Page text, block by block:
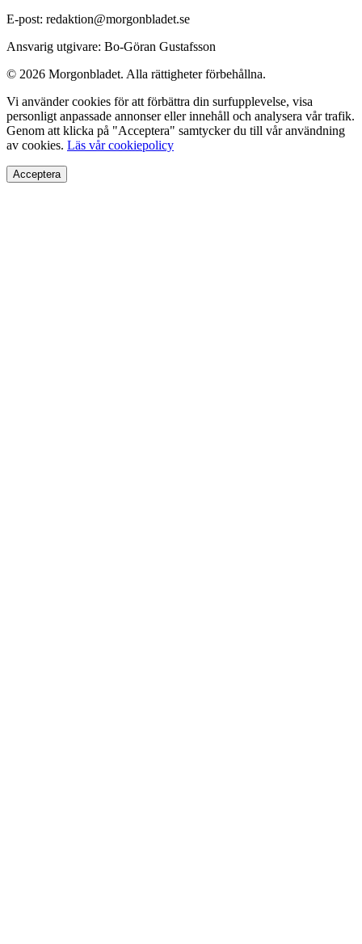
E-post: redaktion@morgonbladet.se
Ansvarig utgivare: Bo-Göran Gustafsson
© 2026 Morgonbladet. Alla rättigheter förbehållna.
Vi använder cookies för att förbättra din surfupplevelse, visa
personligt anpassade annonser eller innehåll och analysera vår trafik.
Genom att klicka på "Acceptera" samtycker du till vår användning
av cookies. Läs vår cookiepolicy
Acceptera